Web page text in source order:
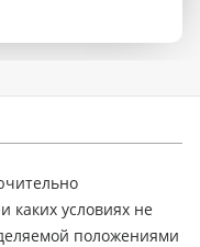
условиях не
положениями